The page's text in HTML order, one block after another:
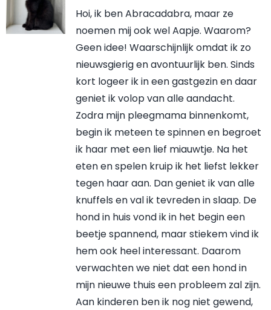
Hoi, ik ben Abracadabra, maar ze
noemen mij ook wel Aapje. Waarom?
Geen idee! Waarschijnlijk omdat ik zo
nieuwsgierig en avontuurlijk ben. Sinds
kort logeer ik in een gastgezin en daar
geniet ik volop van alle aandacht.
Zodra mijn pleegmama binnenkomt,
begin ik meteen te spinnen en begroet
ik haar met een lief miauwtje. Na het
eten en spelen kruip ik het liefst lekker
tegen haar aan. Dan geniet ik van alle
knuffels en val ik tevreden in slaap. De
hond in huis vond ik in het begin een
beetje spannend, maar stiekem vind ik
hem ook heel interessant. Daarom
verwachten we niet dat een hond in
mijn nieuwe thuis een probleem zal zijn.
Aan kinderen ben ik nog niet gewend,